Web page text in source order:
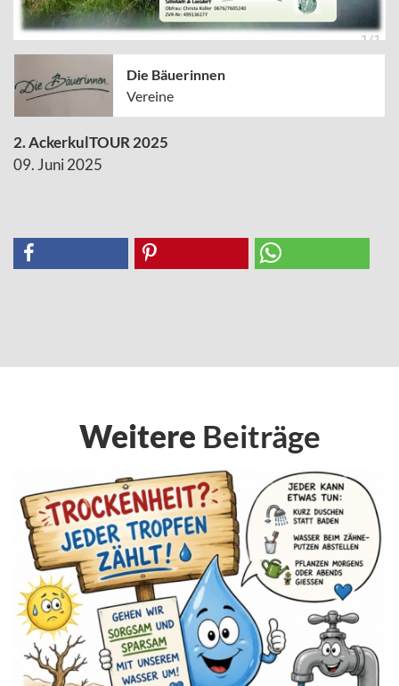
Die Bäuerinnen
Vereine
2. AckerkulTOUR 2025
09. Juni 2025
Weitere Beiträge